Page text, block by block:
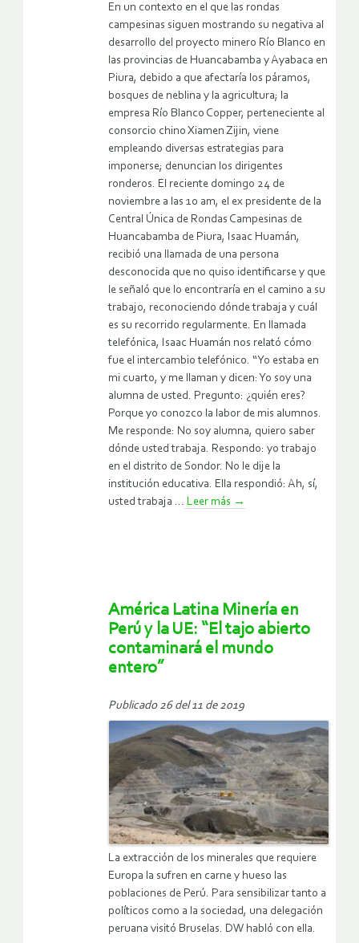
En un contexto en el que las rondas
campesinas siguen mostrando su negativa al
desarrollo del proyecto minero Río Blanco en
las provincias de Huancabamba y Ayabaca en
Piura, debido a que afectaría los páramos,
bosques de neblina y la agricultura; la
empresa Río Blanco Copper, perteneciente al
consorcio chino Xiamen Zijin, viene
empleando diversas estrategias para
imponerse; denuncian los dirigentes
ronderos. El reciente domingo 24 de
noviembre a las 10 am, el ex presidente de la
Central Única de Rondas Campesinas de
Huancabamba de Piura, Isaac Huamán,
recibió una llamada de una persona
desconocida que no quiso identificarse y que
le señaló que lo encontraría en el camino a su
trabajo, reconociendo dónde trabaja y cuál
es su recorrido regularmente. En llamada
telefónica, Isaac Huamán nos relató cómo
fue el intercambio telefónico. “Yo estaba en
mi cuarto, y me llaman y dicen: Yo soy una
alumna de usted. Pregunto: ¿quién eres?
Porque yo conozco la labor de mis alumnos.
Me responde: No soy alumna, quiero saber
dónde usted trabaja. Respondo: yo trabajo
en el distrito de Sondor. No le dije la
institución educativa. Ella respondió: Ah, sí,
usted trabaja ... Leer más →
América Latina Minería en
Perú y la UE: “El tajo abierto
contaminará el mundo
entero”
Publicado 26 del 11 de 2019
La extracción de los minerales que requiere
Europa la sufren en carne y hueso las
poblaciones de Perú. Para sensibilizar tanto a
políticos como a la sociedad, una delegación
peruana visitó Bruselas. DW habló con ella.